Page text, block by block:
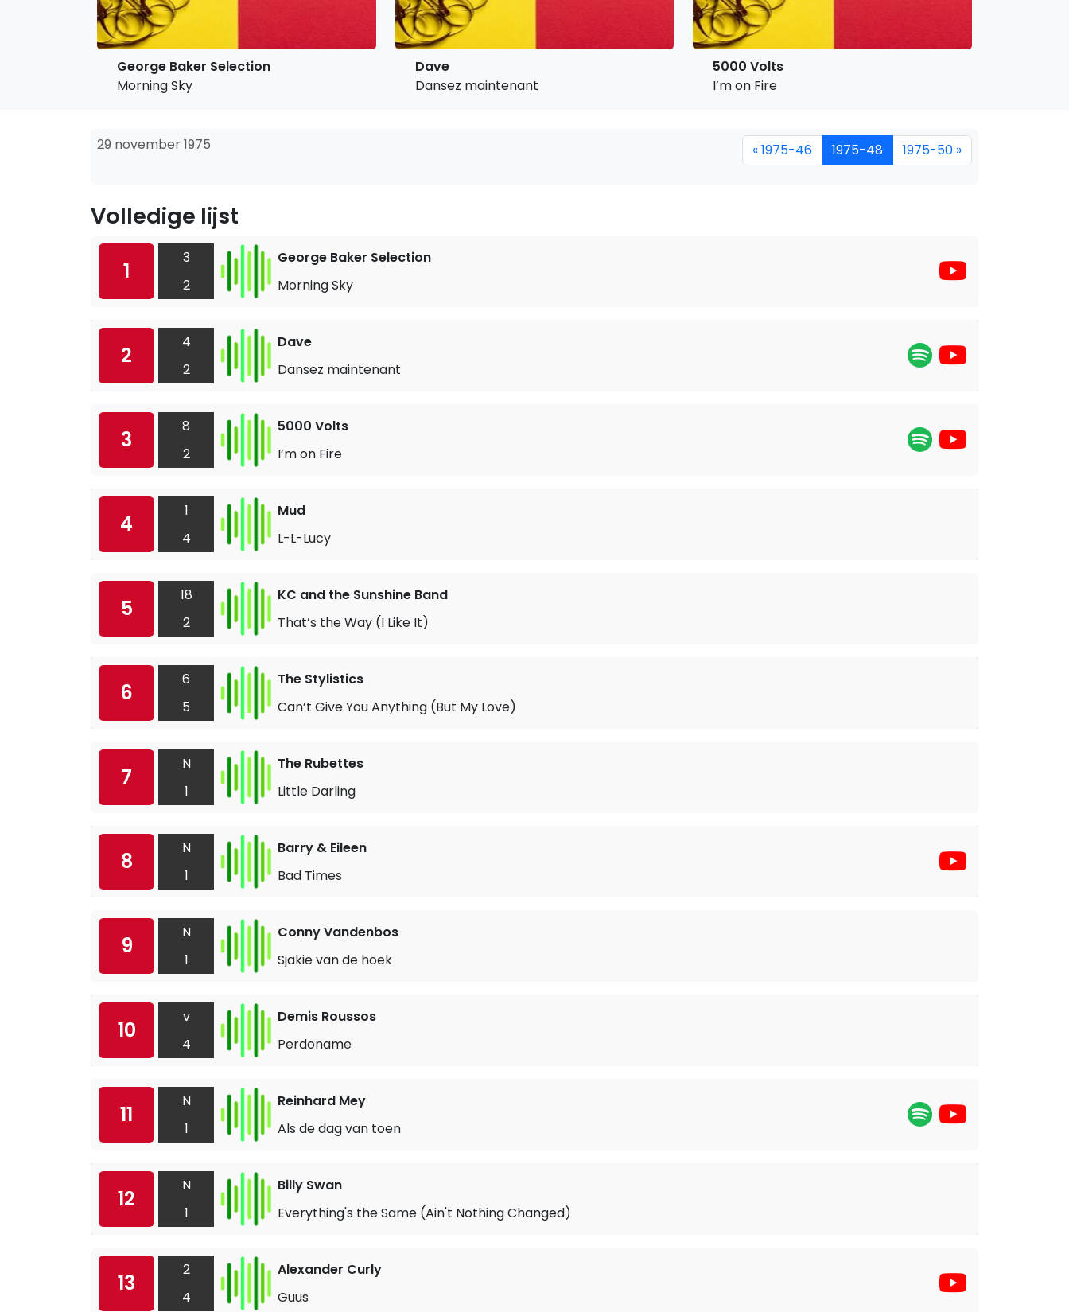
George Baker Selection
Morning Sky
Dave
Dansez maintenant
5000 Volts
I’m on Fire
29 november 1975 « 1975-46 1975-48 1975-50 »
Volledige lijst
1
3
2
George Baker Selection
Morning Sky
2
4
2
Dave
Dansez maintenant
3
8
2
5000 Volts
I’m on Fire
4
1
4
Mud
L-L-Lucy
5
18
2
KC and the Sunshine Band
That’s the Way (I Like It)
6
6
5
The Stylistics
Can’t Give You Anything (But My Love)
7
N
1
The Rubettes
Little Darling
8
N
1
Barry & Eileen
Bad Times
9
N
1
Conny Vandenbos
Sjakie van de hoek
10
v
4
Demis Roussos
Perdoname
11
N
1
Reinhard Mey
Als de dag van toen
12
N
1
Billy Swan
Everything's the Same (Ain't Nothing Changed)
13
2
4
Alexander Curly
Guus